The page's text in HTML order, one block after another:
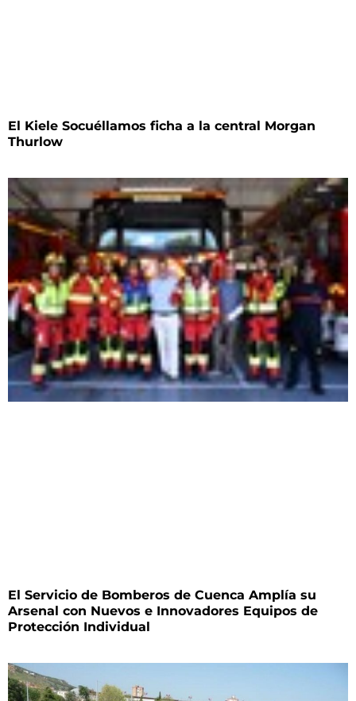
El Kiele Socuéllamos ficha a la central Morgan
Thurlow
El Servicio de Bomberos de Cuenca Amplía su
Arsenal con Nuevos e Innovadores Equipos de
Protección Individual